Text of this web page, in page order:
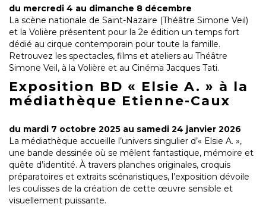
du mercredi 4 au dimanche 8 décembre
La scène nationale de Saint-Nazaire (Théâtre Simone Veil)
et la Volière présentent pour la 2e édition un temps fort
dédié au cirque contemporain pour toute la famille.
Retrouvez les spectacles, films et ateliers au Théâtre
Simone Veil, à la Volière et au Cinéma Jacques Tati.
Exposition BD « Elsie A. » à la
médiathèque Etienne-Caux
du mardi 7 octobre 2025 au samedi 24 janvier 2026
La médiathèque accueille l’univers singulier d’« Elsie A. »,
une bande dessinée où se mêlent fantastique, mémoire et
quête d’identité. À travers planches originales, croquis
préparatoires et extraits scénaristiques, l’exposition dévoile
les coulisses de la création de cette œuvre sensible et
visuellement puissante.